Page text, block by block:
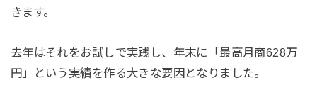
きます。
去年はそれをお試しで実践し、年末に「最高月商628万
円」という実績を作る大きな要因となりました。